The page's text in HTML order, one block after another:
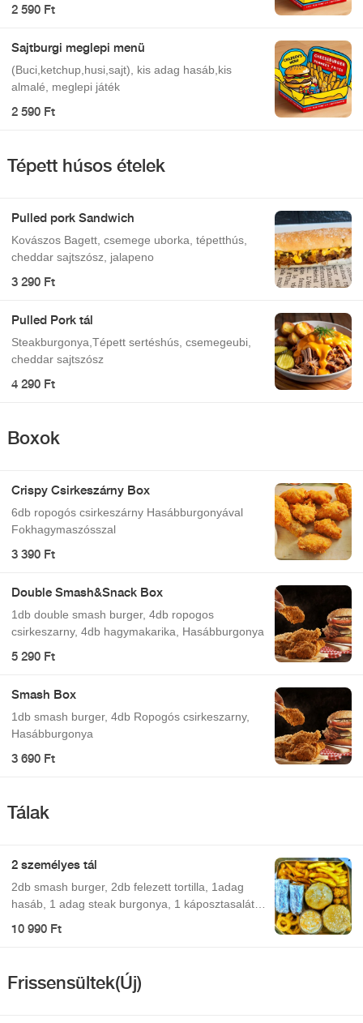
2 590 Ft
Sajtburgi meglepi menü
(Buci,ketchup,husi,sajt), kis adag hasáb,kis
almalé, meglepi játék
2 590 Ft
Tépett húsos ételek
Pulled pork Sandwich
Kovászos Bagett, csemege uborka, tépetthús,
cheddar sajtszósz, jalapeno
3 290 Ft
Pulled Pork tál
Steakburgonya,Tépett sertéshús, csemegeubi,
cheddar sajtszósz
4 290 Ft
Boxok
Crispy Csirkeszárny Box
6db ropogós csirkeszárny Hasábburgonyával
Fokhagymaszósszal
3 390 Ft
Double Smash&Snack Box
1db double smash burger, 4db ropogos
csirkeszarny, 4db hagymakarika, Hasábburgonya
5 290 Ft
Smash Box
1db smash burger, 4db Ropogós csirkeszarny,
Hasábburgonya
3 690 Ft
Tálak
2 személyes tál
2db smash burger, 2db felezett tortilla, 1adag
hasáb, 1 adag steak burgonya, 1 káposztasaláta,
10 990 Ft
Frissensültek(Új)